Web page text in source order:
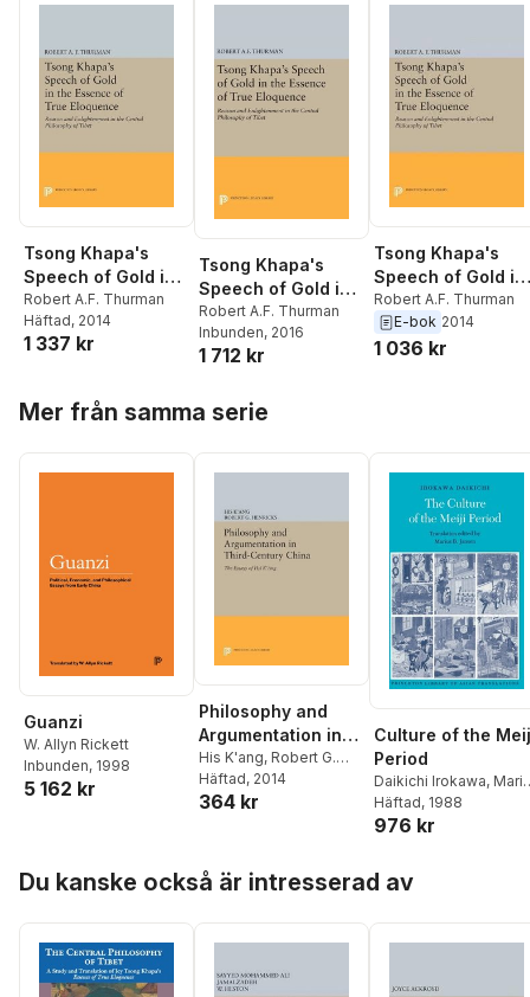
Tsong Khapa's
Speech of Gold in
the Essence of
True Eloquence
Robert A.F. Thurman
Häftad, 2014
1 337 kr
Tsong Khapa's
Speech of Gold in
the Essence of
True Eloquence
Robert A.F. Thurman
Inbunden, 2016
1 712 kr
Tsong Khapa's
Speech of Gold in
the Essence of
True Eloquence
Robert A.F. Thurman
E-bok 2014
1 036 kr
Mer från samma serie
Guanzi
W. Allyn Rickett
Inbunden, 1998
5 162 kr
Philosophy and
Argumentation in
Third-Century
China
His K'ang, Robert G.
Henricks
Häftad, 2014
364 kr
Culture of the
Period
Daikichi Irokawa,
B. Jansen
Häftad, 1988
976 kr
Du kanske också är intresserad av